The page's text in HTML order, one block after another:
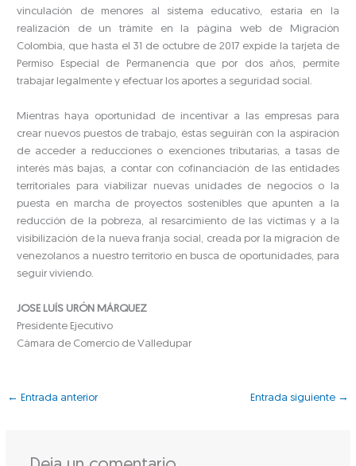
vinculación de menores al sistema educativo, estaría en la
realización de un trámite en la página web de Migración
Colombia, que hasta el 31 de octubre de 2017 expide la tarjeta de
Permiso Especial de Permanencia que por dos años, permite
trabajar legalmente y efectuar los aportes a seguridad social.
Mientras haya oportunidad de incentivar a las empresas para
crear nuevos puestos de trabajo, éstas seguirán con la aspiración
de acceder a reducciones o exenciones tributarias, a tasas de
interés más bajas, a contar con cofinanciación de las entidades
territoriales para viabilizar nuevas unidades de negocios o la
puesta en marcha de proyectos sostenibles que apunten a la
reducción de la pobreza, al resarcimiento de las víctimas y a la
visibilización de la nueva franja social, creada por la migración de
venezolanos a nuestro territorio en busca de oportunidades, para
seguir viviendo.
JOSE LUÍS URÓN MÁRQUEZ
Presidente Ejecutivo
Cámara de Comercio de Valledupar
← Entrada anterior Entrada siguiente →